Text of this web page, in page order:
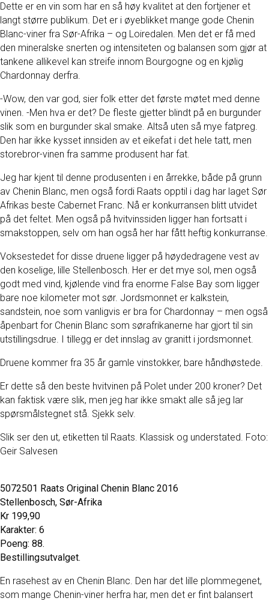
Dette er en vin som har en så høy kvalitet at den fortjener et
langt større publikum. Det er i øyeblikket mange gode Chenin
Blanc-viner fra Sør-Afrika – og Loiredalen. Men det er få med
den mineralske snerten og intensiteten og balansen som gjør at
tankene allikevel kan streife innom Bourgogne og en kjølig
Chardonnay derfra.
-Wow, den var god, sier folk etter det første møtet med denne
vinen. -Men hva er det? De fleste gjetter blindt på en burgunder
slik som en burgunder skal smake. Altså uten så mye fatpreg.
Den har ikke kysset innsiden av et eikefat i det hele tatt, men
storebror-vinen fra samme produsent har fat.
Jeg har kjent til denne produsenten i en årrekke, både på grunn
av Chenin Blanc, men også fordi Raats opptil i dag har laget Sør
Afrikas beste Cabernet Franc. Nå er konkurransen blitt utvidet
på det feltet. Men også på hvitvinssiden ligger han fortsatt i
smakstoppen, selv om han også her har fått heftig konkurranse.
Voksestedet for disse druene ligger på høydedragene vest av
den koselige, lille Stellenbosch. Her er det mye sol, men også
godt med vind, kjølende vind fra enorme False Bay som ligger
bare noe kilometer mot sør. Jordsmonnet er kalkstein,
sandstein, noe som vanligvis er bra for Chardonnay – men også
åpenbart for Chenin Blanc som sørafrikanerne har gjort til sin
utstillingsdrue. I tillegg er det innslag av granitt i jordsmonnet.
Druene kommer fra 35 år gamle vinstokker, bare håndhøstede.
Er dette så den beste hvitvinen på Polet under 200 kroner? Det
kan faktisk være slik, men jeg har ikke smakt alle så jeg lar
spørsmålstegnet stå. Sjekk selv.
Slik ser den ut, etiketten til Raats. Klassisk og understated. Foto:
Geir Salvesen
5072501 Raats Original Chenin Blanc 2016
Stellenbosch, Sør-Afrika
Kr 199,90
Karakter: 6
Poeng: 88.
Bestillingsutvalget.
En rasehest av en Chenin Blanc. Den har det lille plommegenet,
som mange Chenin-viner herfra har, men det er fint balansert